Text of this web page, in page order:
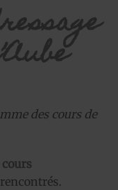
des cours de
cours